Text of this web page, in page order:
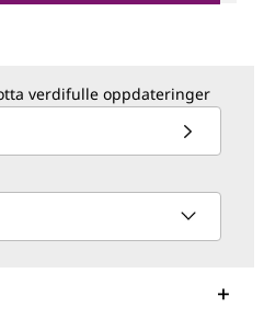
verdifulle oppdateringer